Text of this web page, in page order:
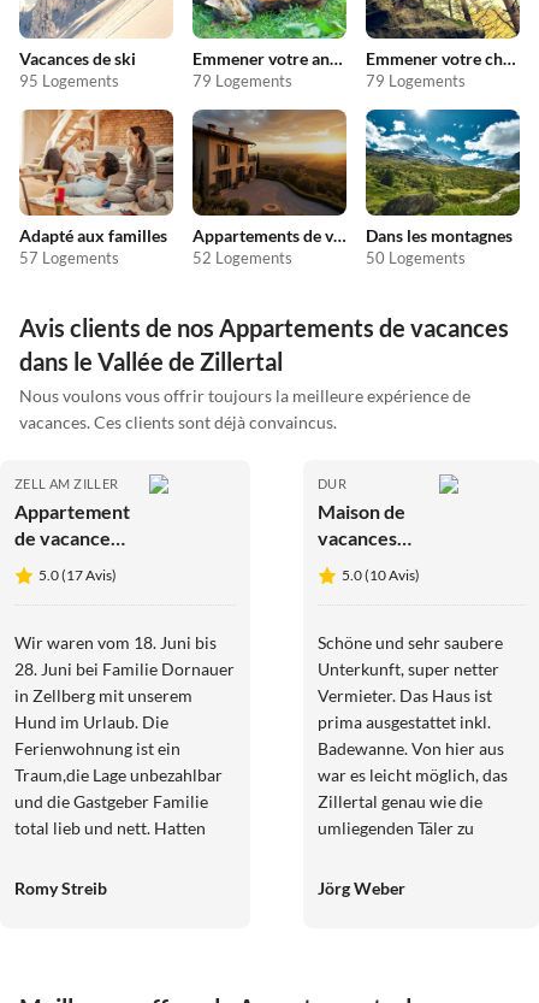
Vacances de ski
95 Logements
Emmener votre animal en vacances
79 Logements
Emmener votre chien en vacances
79 Logements
Adapté aux familles
57 Logements
Appartements de vacances pas chers
52 Logements
Dans les montagnes
50 Logements
Avis clients de nos Appartements de vacances
dans le Vallée de Zillertal
Nous voulons vous offrir toujours la meilleure expérience de
vacances. Ces clients sont déjà convaincus.
ZELL AM ZILLER
Appartement
de vacances
Dornauer
5.0 (17 Avis)
Wir waren vom 18. Juni bis
28. Juni bei Familie Dornauer
in Zellberg mit unserem
Hund im Urlaub. Die
Ferienwohnung ist ein
Traum,die Lage unbezahlbar
und die Gastgeber Familie
total lieb und nett. Hatten
wir machen können,immer so
Romy Streib
DUR
Maison de
vacances
Maison de
la Nature
5.0 (10 Avis)
Schöne und sehr saubere
Unterkunft, super netter
Vermieter. Das Haus ist
prima ausgestattet inkl.
Badewanne. Von hier aus
war es leicht möglich, das
Zillertal genau wie die
umliegenden Täler zu
Umgebung, in der es
Jörg Weber